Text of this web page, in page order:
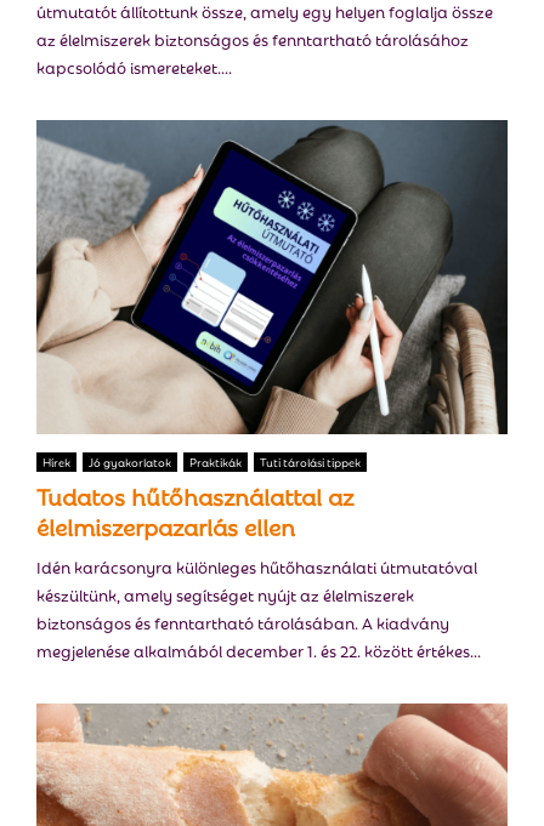
útmutatót állítottunk össze, amely egy helyen foglalja össze
az élelmiszerek biztonságos és fenntartható tárolásához
kapcsolódó ismereteket....
Hírek Jó gyakorlatok Praktikák Tuti tárolási tippek
Tudatos hűtőhasználattal az
élelmiszerpazarlás ellen
Idén karácsonyra különleges hűtőhasználati útmutatóval
készültünk, amely segítséget nyújt az élelmiszerek
biztonságos és fenntartható tárolásában. A kiadvány
megjelenése alkalmából december 1. és 22. között értékes...